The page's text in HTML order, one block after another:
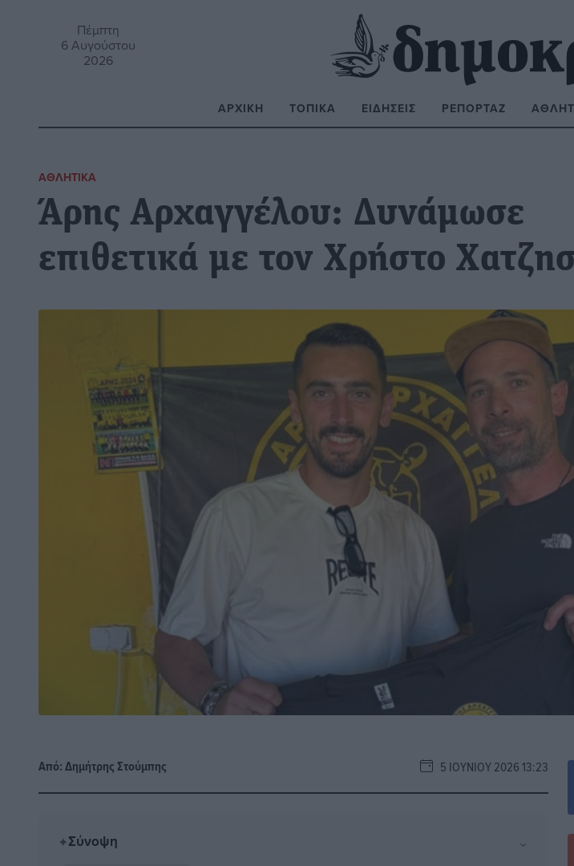
Πέμπτη
6 Αυγούστου
2026
ΑΡΧΙΚΉ ΤΟΠΙΚΆ ΕΙΔΉΣΕΙΣ ΡΕΠΟΡΤΆΖ
ΑΘΛΗΤΙΚΆ
Άρης Αρχαγγέλου: Δυνάμωσε
επιθετικά με τον Χρήστο
Από:Δημήτρης Στούμπης 5 ΙΟΥΝΊΟΥ 2026 13:23
✦Σύνοψη ⌄